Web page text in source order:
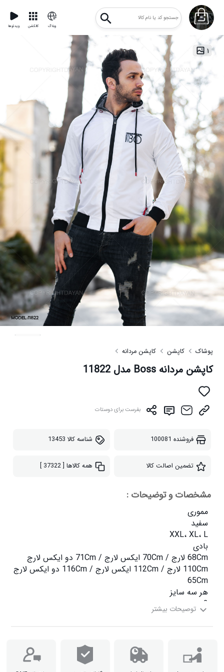
ویدئوها کالکشن وبلاگ
۱
پوشاک کاپشن کاپشن مردانه
کاپشن مردانه Boss مدل 11822
بفرست برای دوستات
فروشنده 100081 شناسه کالا 13453
تضمین اصالت کالا همه کالاها [ 37322 ]
مشخصات و توضیحات :